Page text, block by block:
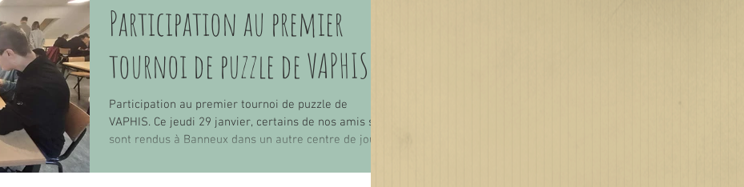
Participation au premier
tournoi de puzzle de VAPHIS.
Participation au premier tournoi de puzzle de
VAPHIS. Ce jeudi 29 janvier, certains de nos amis se
sont rendus à Banneux dans un autre centre de jour
Romain, Rosalie, Jérôme, Julien et Catherine